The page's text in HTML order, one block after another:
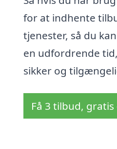
for at indhente
tjenester, så du
en udfordrende
sikker og
Få 3 tilbud,